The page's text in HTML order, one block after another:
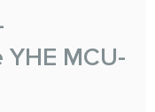
MCU-